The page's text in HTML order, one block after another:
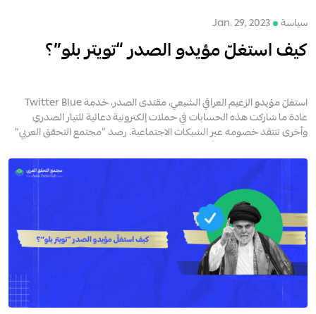
سياسة Jan. 29, 2023
كيف استغلّ مؤيدو الصدر “تويتر بلو”؟
استغلّ مؤيدو الزعيم العراقي الشيعي، مقتدى الصدر، خدمة Twitter Blue
عادة ما شاركت هذه الحسابات في حملات إلكترونية دعائية للتيار الصدري
وأخرى تنتقد خصومه عبر الشبكات الاجتماعية. رصد “مجتمع التحقق العربي”